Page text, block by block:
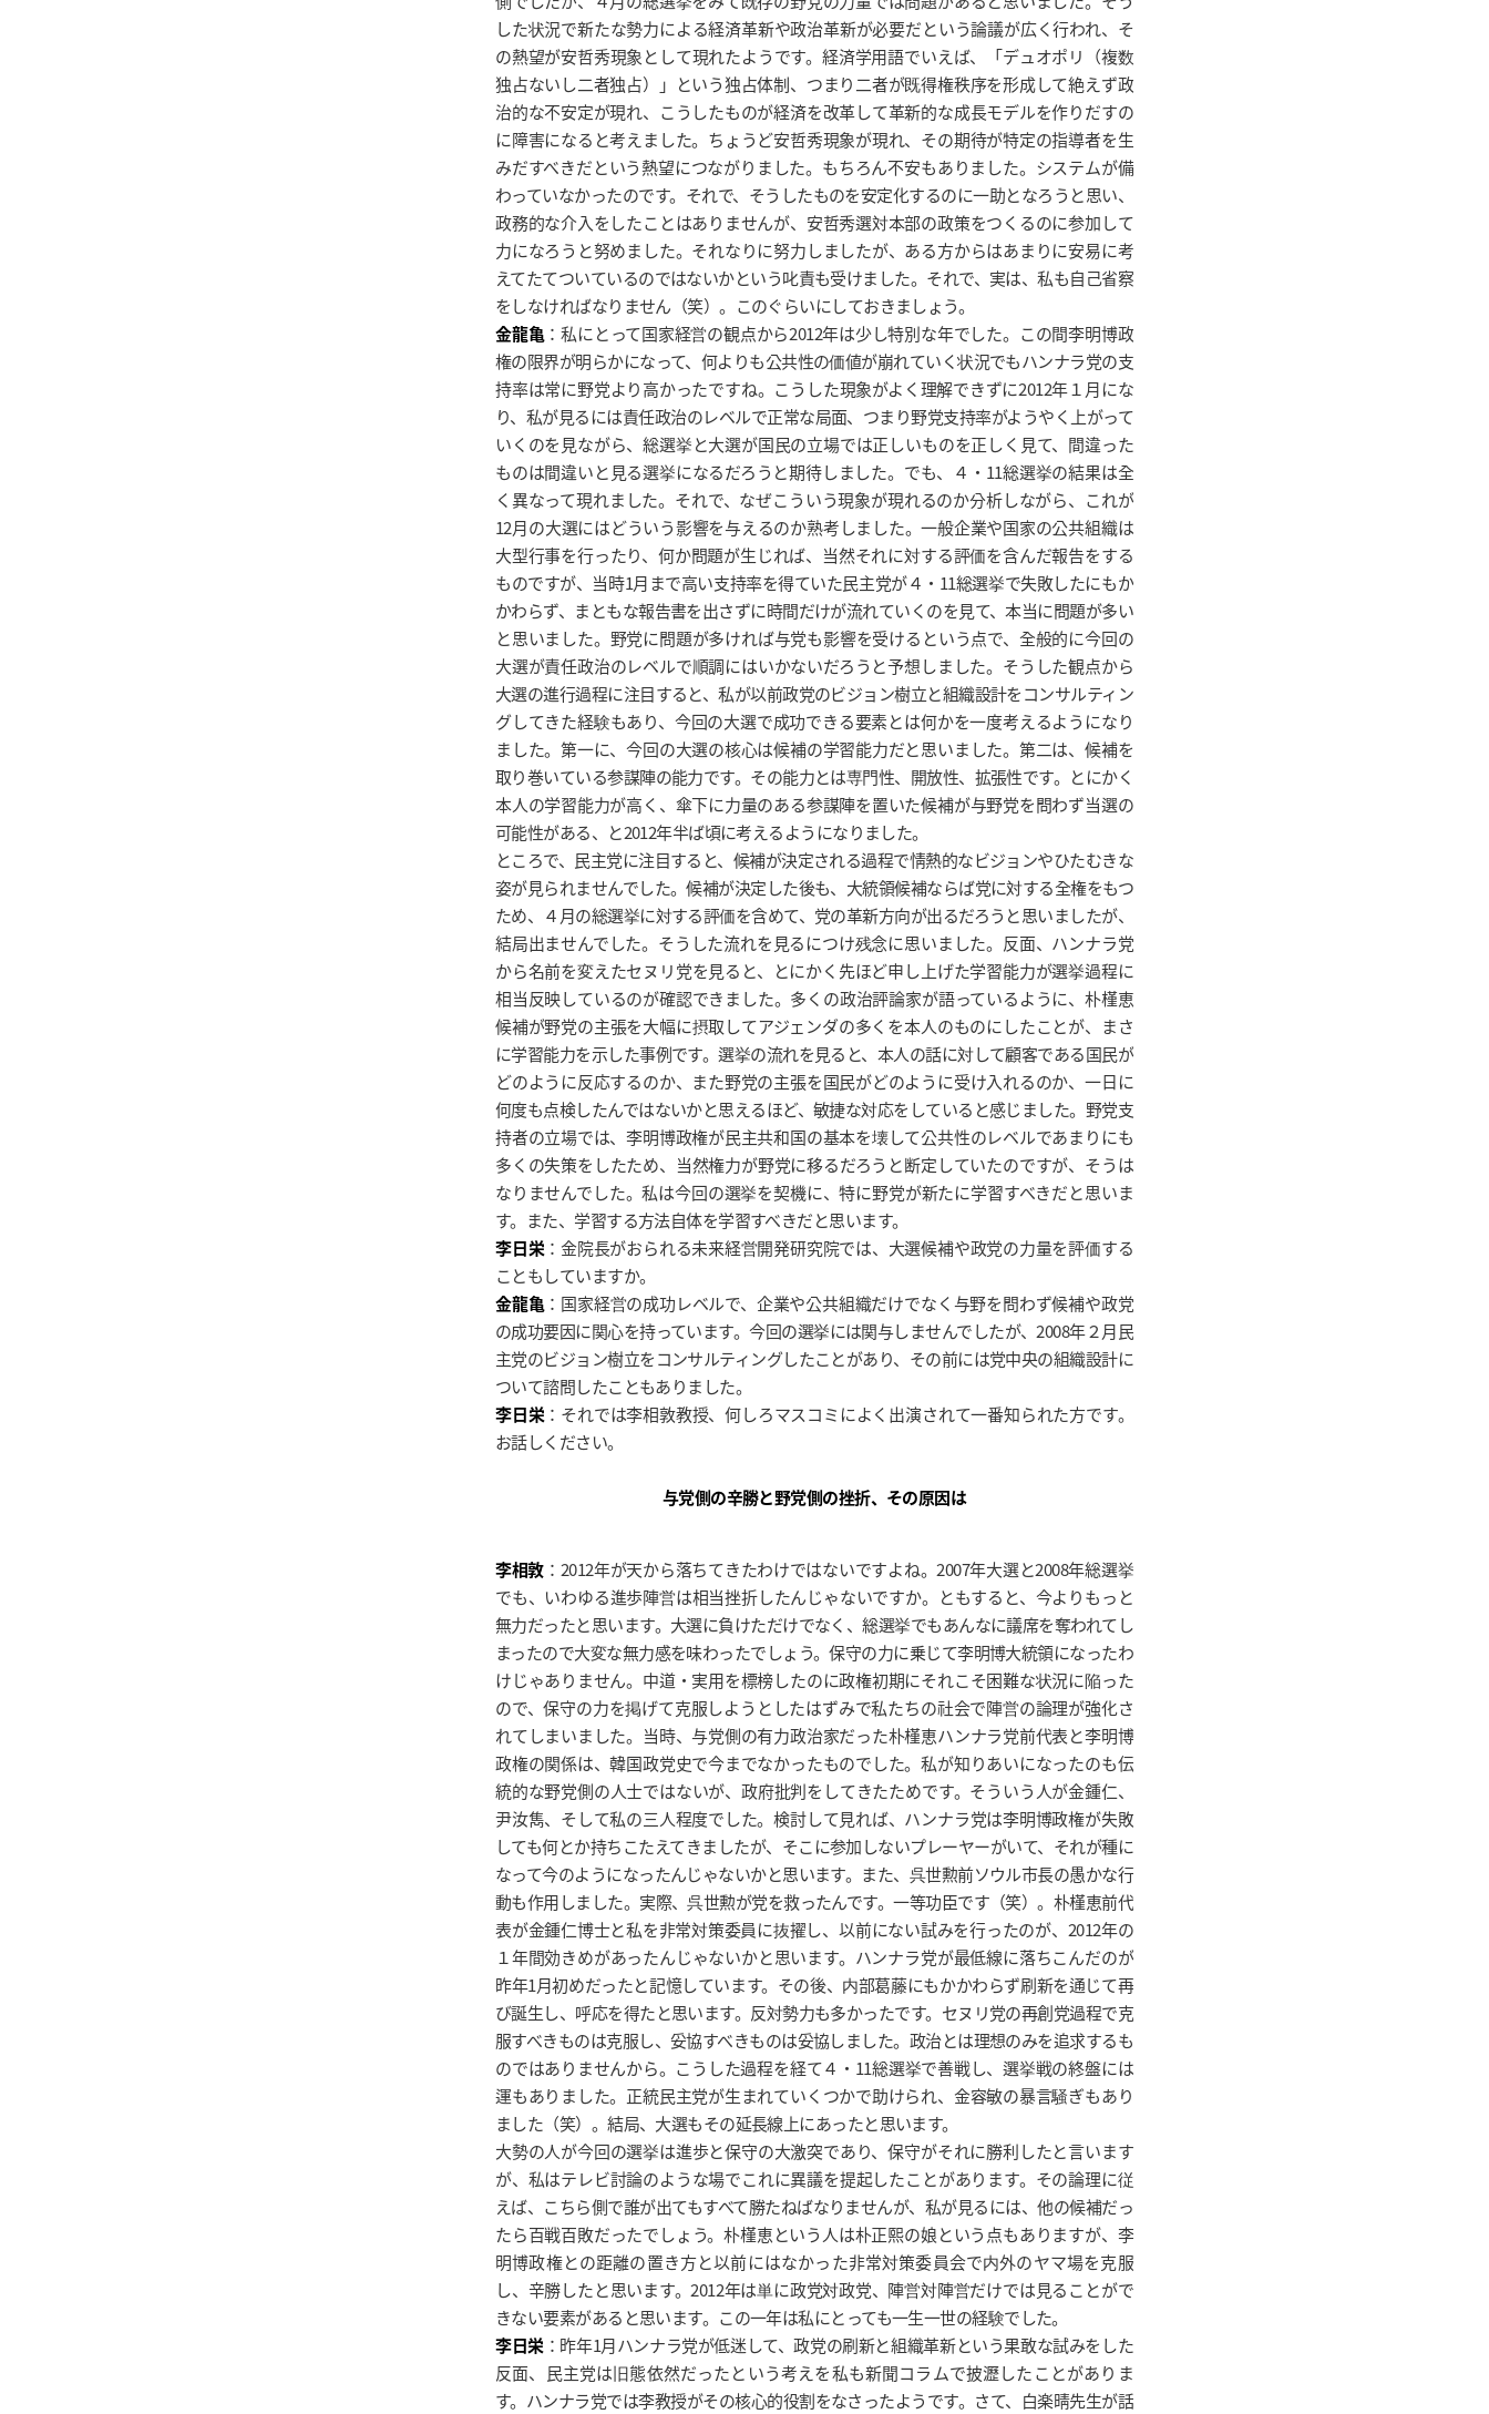
した状況で新たな勢力による経済革新や政治革新が必要だという論議が広く行われ、そ
の熱望が安哲秀現象として現れたようです。経済学用語でいえば、「デュオポリ（複数
独占ないし二者独占）」という独占体制、つまり二者が既得権秩序を形成して絶えず政
治的な不安定が現れ、こうしたものが経済を改革して革新的な成長モデルを作りだすの
に障害になると考えました。ちょうど安哲秀現象が現れ、その期待が特定の指導者を生
みだすべきだという熱望につながりました。もちろん不安もありました。システムが備
わっていなかったのです。それで、そうしたものを安定化するのに一助となろうと思い、
政務的な介入をしたことはありませんが、安哲秀選対本部の政策をつくるのに参加して
力になろうと努めました。それなりに努力しましたが、ある方からはあまりに安易に考
えてたてついているのではないかという叱責も受けました。それで、実は、私も自己省察
をしなければなりません（笑）。このぐらいにしておきましょう。
金龍亀 ：私にとって国家経営の観点から2012年は少し特別な年でした。この間李明博政
権の限界が明らかになって、何よりも公共性の価値が崩れていく状況でもハンナラ党の支
持率は常に野党より高かったですね。こうした現象がよく理解できずに2012年１月にな
り、私が見るには責任政治のレベルで正常な局面、つまり野党支持率がようやく上がって
いくのを見ながら、総選挙と大選が国民の立場では正しいものを正しく見て、間違った
ものは間違いと見る選挙になるだろうと期待しました。でも、４・11総選挙の結果は全
く異なって現れました。それで、なぜこういう現象が現れるのか分析しながら、これが
12月の大選にはどういう影響を与えるのか熟考しました。一般企業や国家の公共組織は
大型行事を行ったり、何か問題が生じれば、当然それに対する評価を含んだ報告をする
ものですが、当時1月まで高い支持率を得ていた民主党が４・11総選挙で失敗したにもか
かわらず、まともな報告書を出さずに時間だけが流れていくのを見て、本当に問題が多い
と思いました。野党に問題が多ければ与党も影響を受けるという点で、全般的に今回の
大選が責任政治のレベルで順調にはいかないだろうと予想しました。そうした観点から
大選の進行過程に注目すると、私が以前政党のビジョン樹立と組織設計をコンサルティン
グしてきた経験もあり、今回の大選で成功できる要素とは何かを一度考えるようになり
ました。第一に、今回の大選の核心は候補の学習能力だと思いました。第二は、候補を
取り巻いている参謀陣の能力です。その能力とは専門性、開放性、拡張性です。とにかく
本人の学習能力が高く、傘下に力量のある参謀陣を置いた候補が与野党を問わず当選の
可能性がある、と2012年半ば頃に考えるようになりました。
ところで、民主党に注目すると、候補が決定される過程で情熱的なビジョンやひたむきな
姿が見られませんでした。候補が決定した後も、大統領候補ならば党に対する全権をもつ
ため、４月の総選挙に対する評価を含めて、党の革新方向が出るだろうと思いましたが、
結局出ませんでした。そうした流れを見るにつけ残念に思いました。反面、ハンナラ党
から名前を変えたセヌリ党を見ると、とにかく先ほど申し上げた学習能力が選挙過程に
相当反映しているのが確認できました。多くの政治評論家が語っているように、朴槿恵
候補が野党の主張を大幅に摂取してアジェンダの多くを本人のものにしたことが、まさ
に学習能力を示した事例です。選挙の流れを見ると、本人の話に対して顧客である国民が
どのように反応するのか、また野党の主張を国民がどのように受け入れるのか、一日に
何度も点検したんではないかと思えるほど、敏捷な対応をしていると感じました。野党支
持者の立場では、李明博政権が民主共和国の基本を壊して公共性のレベルであまりにも
多くの失策をしたため、当然権力が野党に移るだろうと断定していたのですが、そうは
なりませんでした。私は今回の選挙を契機に、特に野党が新たに学習すべきだと思いま
す。また、学習する方法自体を学習すべきだと思います。
李日栄 ：金院長がおられる未来経営開発研究院では、大選候補や政党の力量を評価する
こともしていますか。
金龍亀 ：国家経営の成功レベルで、企業や公共組織だけでなく与野を問わず候補や政党
の成功要因に関心を持っています。今回の選挙には関与しませんでしたが、2008年２月民
主党のビジョン樹立をコンサルティングしたことがあり、その前には党中央の組織設計に
ついて諮問したこともありました。
李日栄 ：それでは李相敦教授、何しろマスコミによく出演されて一番知られた方です。
お話しください。
与党側の辛勝と野党側の挫折、その原因は
李相敦 ：2012年が天から落ちてきたわけではないですよね。2007年大選と2008年総選挙
でも、いわゆる進歩陣営は相当挫折したんじゃないですか。ともすると、今よりもっと
無力だったと思います。大選に負けただけでなく、総選挙でもあんなに議席を奪われてし
まったので大変な無力感を味わったでしょう。保守の力に乗じて李明博大統領になったわ
けじゃありません。中道・実用を標榜したのに政権初期にそれこそ困難な状況に陥った
ので、保守の力を掲げて克服しようとしたはずみで私たちの社会で陣営の論理が強化さ
れてしまいました。当時、与党側の有力政治家だった朴槿恵ハンナラ党前代表と李明博
政権の関係は、韓国政党史で今までなかったものでした。私が知りあいになったのも伝
統的な野党側の人士ではないが、政府批判をしてきたためです。そういう人が金鍾仁、
尹汝雋、そして私の三人程度でした。検討して見れば、ハンナラ党は李明博政権が失敗
しても何とか持ちこたえてきましたが、そこに参加しないプレーヤーがいて、それが種に
なって今のようになったんじゃないかと思います。また、呉世勲前ソウル市長の愚かな行
動も作用しました。実際、呉世勲が党を救ったんです。一等功臣です（笑）。朴槿恵前代
表が金鍾仁博士と私を非常対策委員に抜擢し、以前にない試みを行ったのが、2012年の
１年間効きめがあったんじゃないかと思います。ハンナラ党が最低線に落ちこんだのが
昨年1月初めだったと記憶しています。その後、内部葛藤にもかかわらず刷新を通じて再
び誕生し、呼応を得たと思います。反対勢力も多かったです。セヌリ党の再創党過程で克
服すべきものは克服し、妥協すべきものは妥協しました。政治とは理想のみを追求するも
のではありませんから。こうした過程を経て４・11総選挙で善戦し、選挙戦の終盤には
運もありました。正統民主党が生まれていくつかで助けられ、金容敏の暴言騒ぎもあり
ました（笑）。結局、大選もその延長線上にあったと思います。
大勢の人が今回の選挙は進歩と保守の大激突であり、保守がそれに勝利したと言います
が、私はテレビ討論のような場でこれに異議を提起したことがあります。その論理に従
えば、こちら側で誰が出てもすべて勝たねばなりませんが、私が見るには、他の候補だっ
たら百戦百敗だったでしょう。朴槿恵という人は朴正熙の娘という点もありますが、李
明博政権との距離の置き方と以前にはなかった非常対策委員会で内外のヤマ場を克服
し、辛勝したと思います。2012年は単に政党対政党、陣営対陣営だけでは見ることがで
きない要素があると思います。この一年は私にとっても一生一世の経験でした。
李日栄 ：昨年1月ハンナラ党が低迷して、政党の刷新と組織革新という果敢な試みをした
反面、民主党は旧態依然だったという考えを私も新聞コラムで披瀝したことがありま
す。ハンナラ党では李教授がその核心的役割をなさったようです。さて、白楽晴先生が話